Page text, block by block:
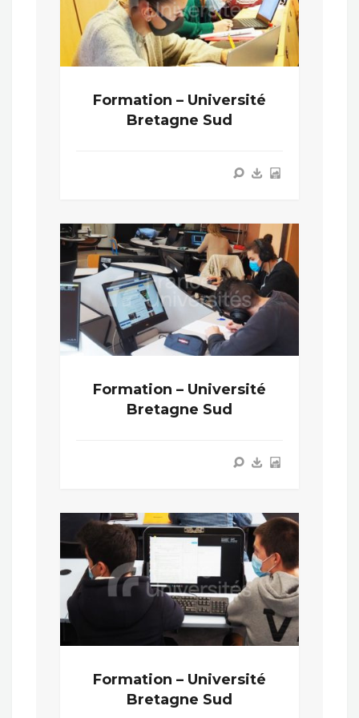
Formation – Université
Bretagne Sud
Formation – Université
Bretagne Sud
Formation – Université
Bretagne Sud